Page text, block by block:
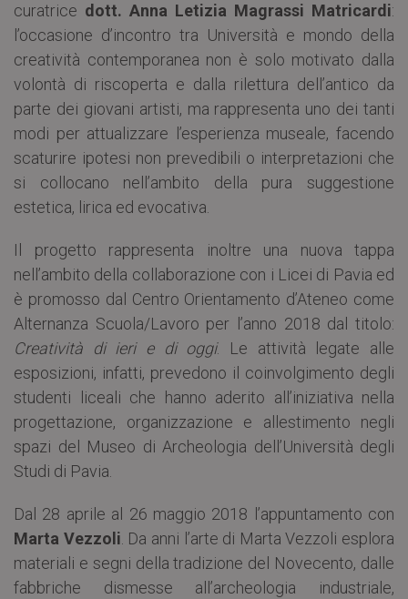
curatrice dott. Anna Letizia Magrassi Matricardi:
l’occasione d’incontro tra Università e mondo della
creatività contemporanea non è solo motivato dalla
volontà di riscoperta e dalla rilettura dell’antico da
parte dei giovani artisti, ma rappresenta uno dei tanti
modi per attualizzare l’esperienza museale, facendo
scaturire ipotesi non prevedibili o interpretazioni che
si collocano nell’ambito della pura suggestione
estetica, lirica ed evocativa.
Il progetto rappresenta inoltre una nuova tappa
nell’ambito della collaborazione con i Licei di Pavia ed
è promosso dal Centro Orientamento d’Ateneo come
Alternanza Scuola/Lavoro per l’anno 2018 dal titolo:
Creatività di ieri e di oggi. Le attività legate alle
esposizioni, infatti, prevedono il coinvolgimento degli
studenti liceali che hanno aderito all’iniziativa nella
progettazione, organizzazione e allestimento negli
spazi del Museo di Archeologia dell’Università degli
Studi di Pavia.
Dal 28 aprile al 26 maggio 2018 l’appuntamento con
Marta Vezzoli . Da anni l’arte di Marta Vezzoli esplora
materiali e segni della tradizione del Novecento, dalle
fabbriche dismesse all’archeologia industriale,